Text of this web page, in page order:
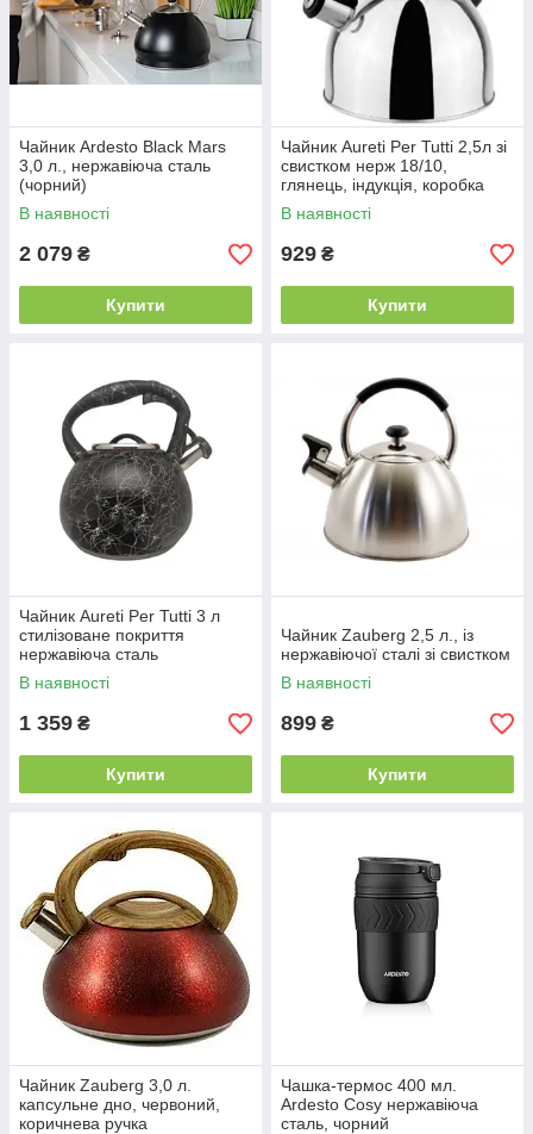
Чайник Ardesto Black Mars
3,0 л., нержавіюча сталь
(чорний)
В наявності
2 079 ₴
Купити
Чайник Aureti Per Tutti 2,5л зі
свистком нерж 18/10,
глянець, індукція, коробка
В наявності
929 ₴
Купити
Чайник Aureti Per Tutti 3 л
стилізоване покриття
нержавіюча сталь
В наявності
1 359 ₴
Купити
Чайник Zauberg 2,5 л., із
нержавіючої сталі зі свистком
В наявності
899 ₴
Купити
Чайник Zauberg 3,0 л.
капсульне дно, червоний,
коричнева ручка
Чашка-термос 400 мл.
Ardesto Cosy нержавіюча
сталь, чорний